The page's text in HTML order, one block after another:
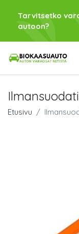
Tarvitsetko
autoon?
Etusivu